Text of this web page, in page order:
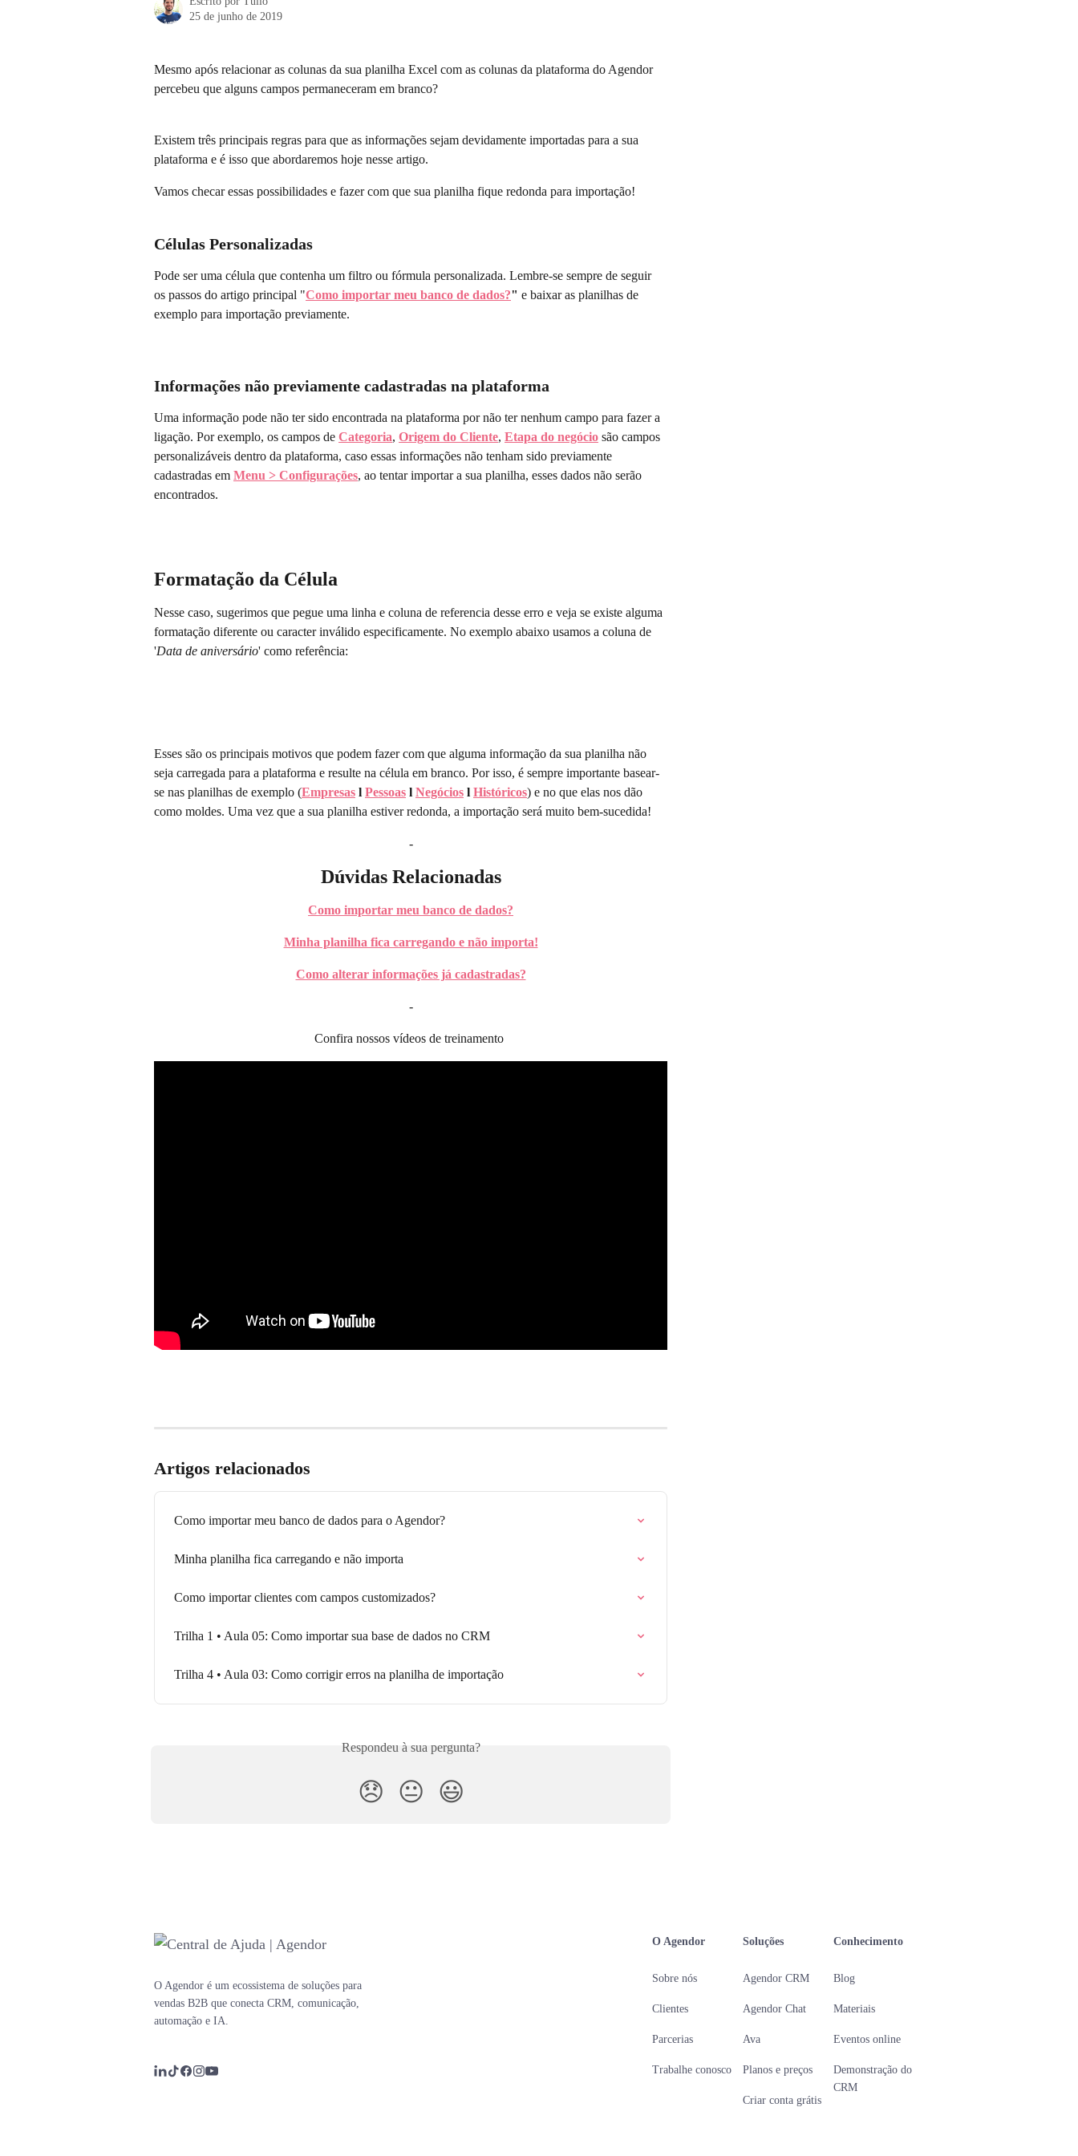
25 de junho de 2019
Mesmo após relacionar as colunas da sua planilha Excel com as colunas da plataforma do Agendor
percebeu que alguns campos permaneceram em branco?
Existem três principais regras para que as informações sejam devidamente importadas para a sua
plataforma e é isso que abordaremos hoje nesse artigo.
Vamos checar essas possibilidades e fazer com que sua planilha fique redonda para importação!
Células Personalizadas
Pode ser uma célula que contenha um filtro ou fórmula personalizada. Lembre-se sempre de seguir
os passos do artigo principal "Como importar meu banco de dados?" e baixar as planilhas de
exemplo para importação previamente.
Informações não previamente cadastradas na plataforma
Uma informação pode não ter sido encontrada na plataforma por não ter nenhum campo para fazer a
ligação. Por exemplo, os campos de Categoria, Origem do Cliente, Etapa do negócio são campos
personalizáveis dentro da plataforma, caso essas informações não tenham sido previamente
cadastradas em Menu > Configurações, ao tentar importar a sua planilha, esses dados não serão
encontrados.
Formatação da Célula
Nesse caso, sugerimos que pegue uma linha e coluna de referencia desse erro e veja se existe alguma
formatação diferente ou caracter inválido especificamente. No exemplo abaixo usamos a coluna de
'Data de aniversário' como referência:
Esses são os principais motivos que podem fazer com que alguma informação da sua planilha não
seja carregada para a plataforma e resulte na célula em branco. Por isso, é sempre importante basear-
se nas planilhas de exemplo (Empresas l Pessoas l Negócios l Históricos) e no que elas nos dão
como moldes. Uma vez que a sua planilha estiver redonda, a importação será muito bem-sucedida!
-
Dúvidas Relacionadas
Como importar meu banco de dados?
Minha planilha fica carregando e não importa!
Como alterar informações já cadastradas?
-
Confira nossos vídeos de treinamento
Artigos relacionados
Como importar meu banco de dados para o Agendor?
Minha planilha fica carregando e não importa
Como importar clientes com campos customizados?
Trilha 1 • Aula 05: Como importar sua base de dados no CRM
Trilha 4 • Aula 03: Como corrigir erros na planilha de importação
Respondeu à sua pergunta?
😞 😐 😃
O Agendor é um ecossistema de soluções para
vendas B2B que conecta CRM, comunicação,
automação e IA.
O Agendor
Sobre nós
Clientes
Parcerias
Trabalhe conosco
Soluções
Agendor CRM
Agendor Chat
Ava
Planos e preços
Criar conta grátis
Conhecimento
Blog
Materiais
Eventos online
Demonstração do
CRM